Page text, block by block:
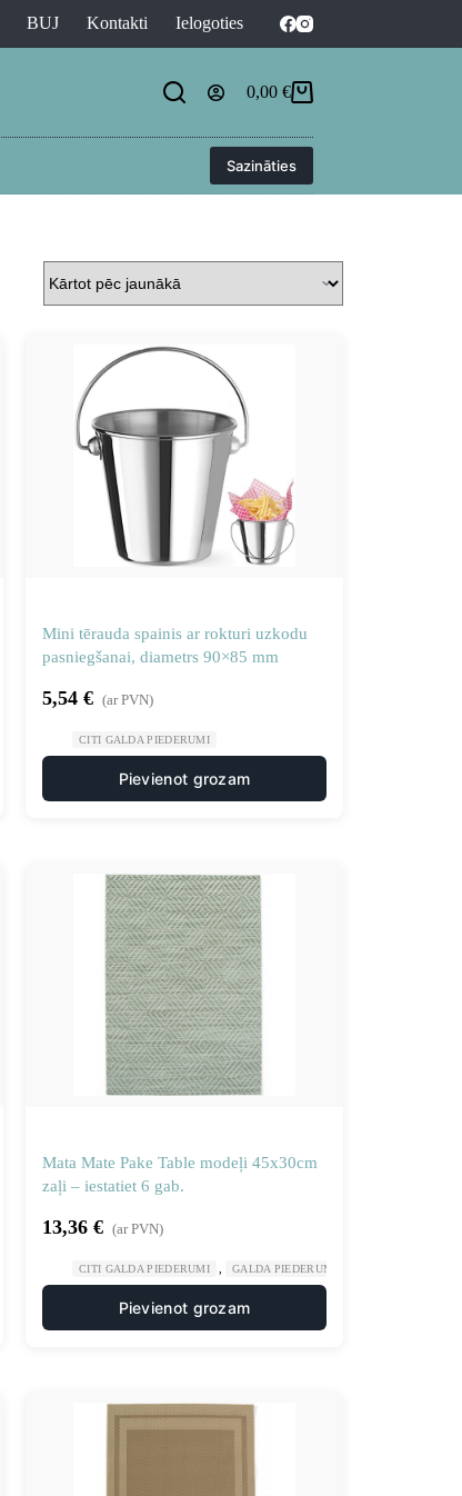
BUJ Kontakti Ielogoties
0,00 €
Sazināties
Mini tērauda spainis ar rokturi uzkodu
pasniegšanai, diametrs 90×85 mm
5,54 € (ar PVN)
CITI GALDA PIEDERUMI
Pievienot grozam
GASTRONOMIJA , RESTORĀNS
Mata Mate Pake Table modeļi 45x30cm
zaļi – iestatiet 6 gab.
13,36 € (ar PVN)
CITI GALDA PIEDERUMI GALDA PIEDERUMI
Pievienot grozam